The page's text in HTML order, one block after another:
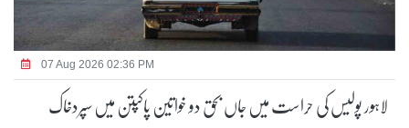
07 Aug 2026 02:36 PM
لاہور پولیس کی حراست میں جاں بحق دو خواتین پاکپتن میں سپردخاک